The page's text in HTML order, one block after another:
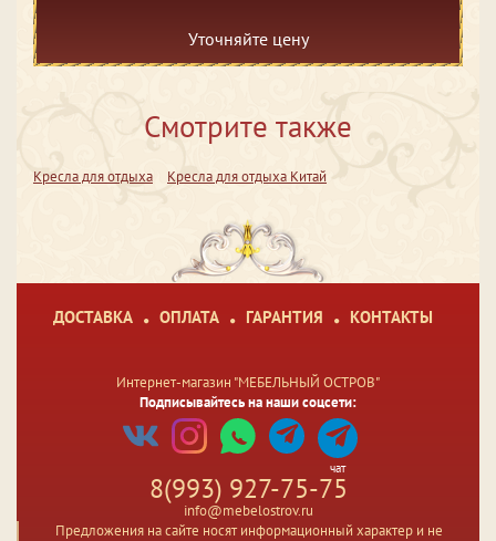
Уточняйте цену
Смотрите также
Кресла для отдыха Кресла для отдыха Китай
ДОСТАВКА ОПЛАТА ГАРАНТИЯ КОНТАКТЫ
Интернет-магазин "МЕБЕЛЬНЫЙ ОСТРОВ"
Подписывайтесь на наши соцсети:
чат
8(993) 927-75-75
info@mebelostrov.ru
Предложения на сайте носят информационный характер и не